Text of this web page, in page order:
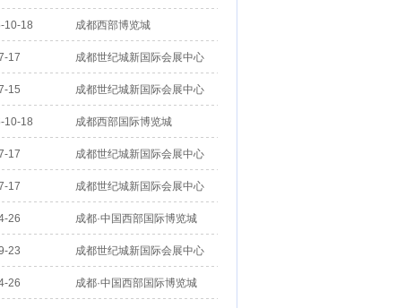
10-18 成都西部博览城
17 成都世纪城新国际会展中心
15 成都世纪城新国际会展中心
10-18 成都西部国际博览城
17 成都世纪城新国际会展中心
17 成都世纪城新国际会展中心
26 成都·中国西部国际博览城
23 成都世纪城新国际会展中心
26 成都·中国西部国际博览城